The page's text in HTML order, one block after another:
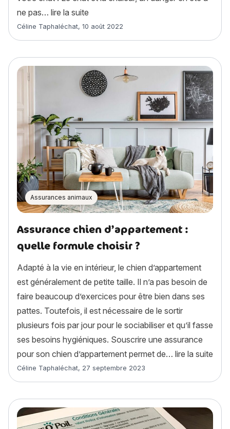
ne pas… lire la suite
Article rédigé par
Céline Taphaléchat, 10 août 2022
Assurances animaux
Assurance chien d’appartement :
quelle formule choisir ?
Adapté à la vie en intérieur, le chien d’appartement
est généralement de petite taille. Il n’a pas besoin de
faire beaucoup d’exercices pour être bien dans ses
pattes. Toutefois, il est nécessaire de le sortir
plusieurs fois par jour pour le sociabiliser et qu’il fasse
ses besoins hygiéniques. Souscrire une assurance
pour son chien d’appartement permet de… lire la suite
Article rédigé par
Céline Taphaléchat, 27 septembre 2023